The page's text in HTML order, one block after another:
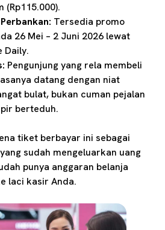
(Rp115.000).
Tersedia promo
26 Mei – 2 Juni 2026 lewat
Daily.
Pengunjung yang rela membeli
datang dengan niat
bulat, bukan cuman pejalan
berteduh.
tiket berbayar ini sebagai
sudah mengeluarkan uang
punya anggaran belanja
laci kasir Anda.